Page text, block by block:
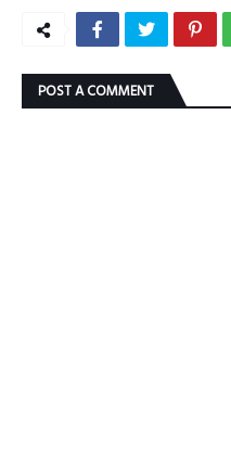
POST A COMMENT